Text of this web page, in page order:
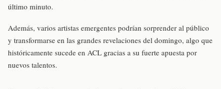
último minuto.
Además, varios artistas emergentes podrían sorprender al público
y transformarse en las grandes revelaciones del domingo, algo que
históricamente sucede en ACL gracias a su fuerte apuesta por
nuevos talentos.